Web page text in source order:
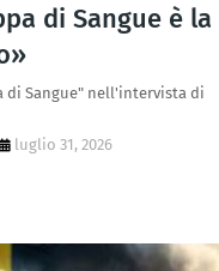
di Sangue è la
di Sangue" nell'intervista di
luglio 31, 2026